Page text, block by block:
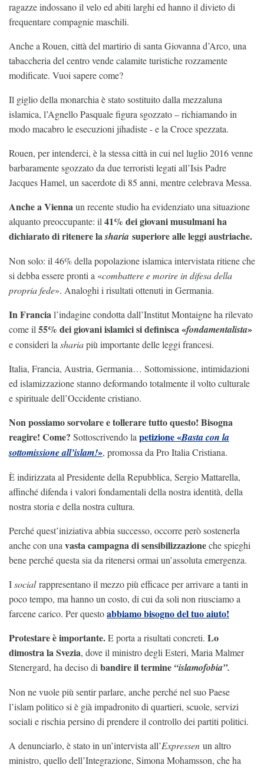
ragazze indossano il velo ed abiti larghi ed hanno il divieto di
frequentare compagnie maschili.
Anche a Rouen, città del martirio di santa Giovanna d’Arco, una
tabaccheria del centro vende calamite turistiche rozzamente
modificate. Vuoi sapere come?
Il giglio della monarchia è stato sostituito dalla mezzaluna
islamica, l’Agnello Pasquale figura sgozzato – richiamando in
modo macabro le esecuzioni jihadiste - e la Croce spezzata.
Rouen, per intenderci, è la stessa città in cui nel luglio 2016 venne
barbaramente sgozzato da due terroristi legati all’Isis Padre
Jacques Hamel, un sacerdote di 85 anni, mentre celebrava Messa.
Anche a Viennaun recente studio ha evidenziato una situazione
alquanto preoccupante: il 41% dei giovani musulmani ha
dichiarato di ritenere lasharia superiore alle leggi austriache.
Non solo: il 46% della popolazione islamica intervistata ritiene che
si debba essere pronti a «combattere e morire in difesa della
propria fede». Analoghi i risultati ottenuti in Germania.
In Francial’indagine condotta dall’Institut Montaigne ha rilevato
come il 55% dei giovani islamici si definisca «fondamentalista»
e consideri la shariapiù importante delle leggi francesi.
Italia, Francia, Austria, Germania… Sottomissione, intimidazioni
ed islamizzazione stanno deformando totalmente il volto culturale
e spirituale dell’Occidente cristiano.
Non possiamo sorvolare e tollerare tutto questo! Bisogna
reagire! Come? Sottoscrivendo la petizione «Basta con la
sottomissione all’islam!», promossa da Pro Italia Cristiana.
È indirizzata al Presidente della Repubblica, Sergio Mattarella,
affinché difenda i valori fondamentali della nostra identità, della
nostra storia e della nostra cultura.
Perché quest’iniziativa abbia successo, occorre però sostenerla
anche con una vasta campagna di sensibilizzazioneche spieghi
bene perché questa sia da ritenersi ormai un’assoluta emergenza.
Isocialrappresentano il mezzo più efficace per arrivare a tanti in
poco tempo, ma hanno un costo, di cui da soli non riusciamo a
farcene carico. Per questoabbiamo bisogno del tuo aiuto!
Protestare è importante.E porta a risultati concreti. Lo
dimostra la Svezia, dove il ministro degli Esteri, Maria Malmer
Stenergard, ha deciso di bandire il termine “islamofobia”.
Non ne vuole più sentir parlare, anche perché nel suo Paese
l’islam politico si è già impadronito di quartieri, scuole, servizi
sociali e rischia persino di prendere il controllo dei partiti politici.
A denunciarlo, è stato in un’intervista all’Expressen un altro
ministro, quello dell’Integrazione, Simona Mohamsson, che ha